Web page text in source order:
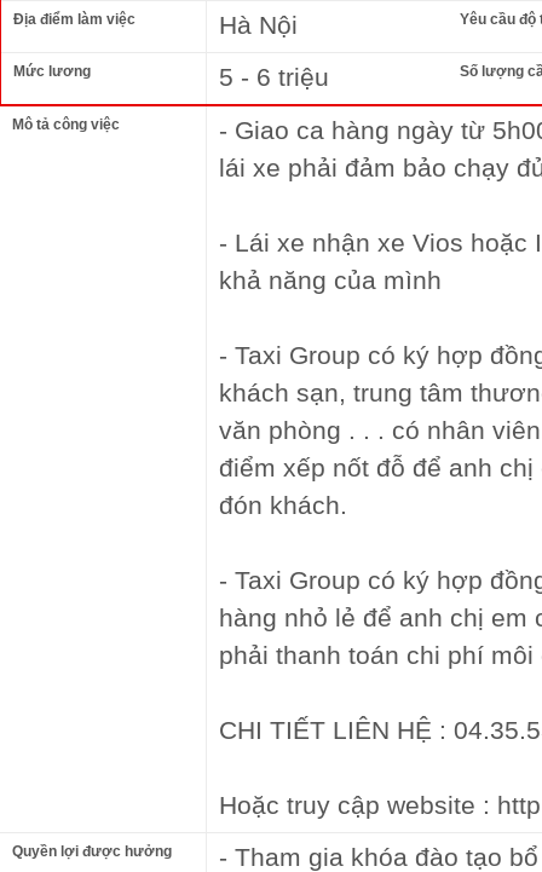
Địa điểm làm việc Hà Nội Yêu cầu độ
Mức lương 5 - 6 triệu Số lượng
Mô tả công việc
- Giao ca hàng ngày từ
lái xe phải đảm bảo chạy
- Lái xe nhận xe Vios hoặc
khả năng của mình
- Taxi Group có ký hợp
khách sạn, trung tâm
văn phòng . . . có nhân
điểm xếp nốt đỗ để anh
đón khách.
- Taxi Group có ký hợp
hàng nhỏ lẻ để anh chị em
phải thanh toán chi phí
CHI TIẾT LIÊN HỆ :
Hoặc truy cập website :
Quyền lợi được hưởng
- Tham gia khóa đào tạo